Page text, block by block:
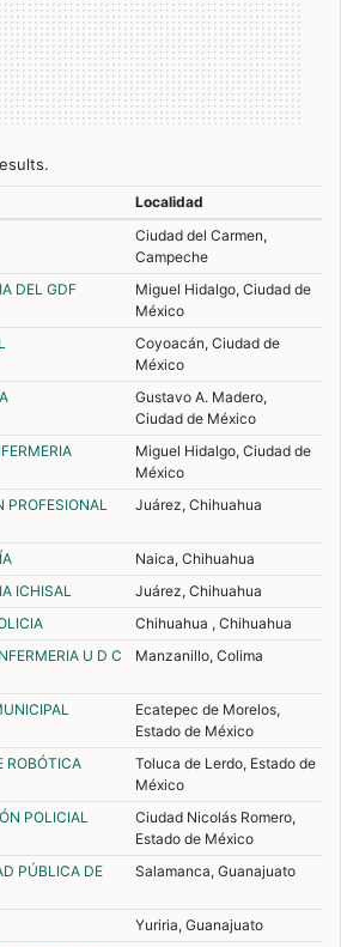
Localidad
Ciudad del Carmen,
Campeche
DEL GDF
Miguel Hidalgo, Ciudad de
México
Coyoacán, Ciudad de
México
Gustavo A. Madero,
Ciudad de México
Miguel Hidalgo, Ciudad de
México
PROFESIONAL
Juárez, Chihuahua
Naica, Chihuahua
ICHISAL
Juárez, Chihuahua
Chihuahua , Chihuahua
U D C
Manzanillo, Colima
Ecatepec de Morelos,
Estado de México
ROBÓTICA
Toluca de Lerdo, Estado de
México
POLICIAL
Ciudad Nicolás Romero,
Estado de México
PÚBLICA DE
Salamanca, Guanajuato
Yuriria, Guanajuato